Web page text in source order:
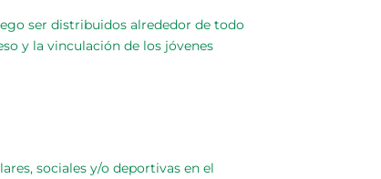
ser distribuidos alrededor de todo
y la vinculación de los jóvenes
sociales y/o deportivas en el